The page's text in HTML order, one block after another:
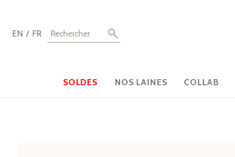
EN FR
SOLDES NOS LAINES COLLAB